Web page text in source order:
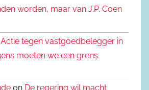
worden, maar van J.P. Coen
Actie tegen vastgoedbelegger in
moeten we een grens
on De regering wil macht